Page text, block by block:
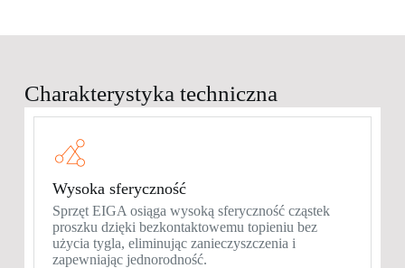
Charakterystyka techniczna
Wysoka sferyczność
Sprzęt EIGA osiąga wysoką sferyczność cząstek
proszku dzięki bezkontaktowemu topieniu bez
użycia tygla, eliminując zanieczyszczenia i
zapewniając jednorodność.